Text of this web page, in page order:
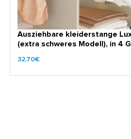
Ausziehbare kleiderstange
(extra schweres Modell), in 4
32,70€